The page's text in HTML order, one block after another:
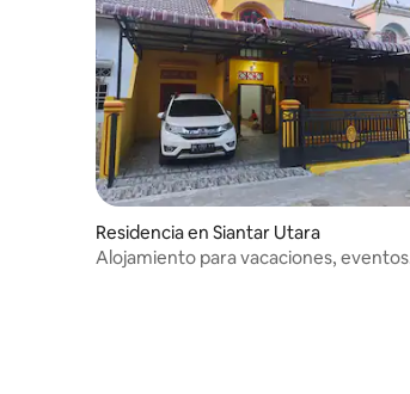
Residencia en Siantar Utara
Alojamiento para vacaciones, eventos